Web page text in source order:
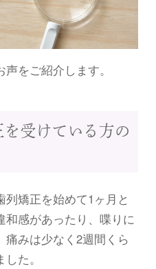
をご紹介します。
受けている方の
矯正を始めて1ヶ月と
感があったり、喋りに
痛みは少なく2週間くら
た。